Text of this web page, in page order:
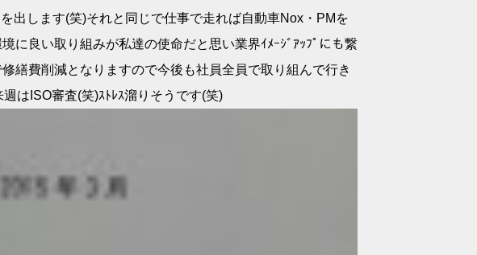
出します(笑)それと同じで仕事で走れば自動車Nox・PMを
に良い取り組みが私達の使命だと思い業界ｲﾒｰｼﾞｱｯﾌﾟにも繋
繕費削減となりますので今後も社員全員で取り組んで行き
はISO審査(笑)ｽﾄﾚｽ溜りそうです(笑)